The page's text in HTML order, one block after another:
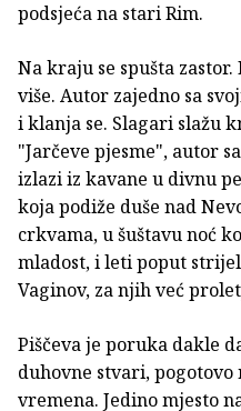
podsjeća na stari Rim.
Na kraju se spušta
više. Autor zajedno sa
i klanja se. Slagari slažu
"Jarčeve pjesme", autor
izlazi iz kavane u divnu
koja podiže duše nad
crkvama, u šuštavu noć
mladost, i leti poput
Vaginov, za njih već
Piščeva je poruka dakle
duhovne stvari, pogotovo
vremena. Jedino mjesto